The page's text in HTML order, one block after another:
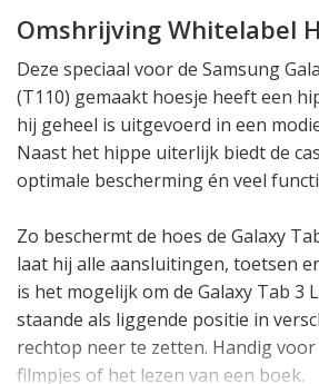
Omshrijving Whitelabel
Deze speciaal voor de Samsung
(T110) gemaakt hoesje heeft een
hij geheel is uitgevoerd in een
Naast het hippe uiterlijk biedt de
optimale bescherming én veel
Zo beschermt de hoes de Galaxy
laat hij alle aansluitingen, toetsen
is het mogelijk om de Galaxy Tab 3
staande als liggende positie in
rechtop neer te zetten. Handig
filmpjes of het lezen van een boek.